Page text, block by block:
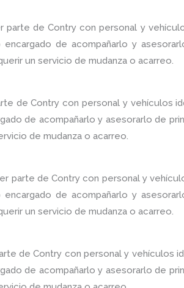
de Contry con personal y
de acompañarlo y
un servicio de mudanza o acarreo.
de Contry con personal y vehículos
de acompañarlo y asesorarlo de
de mudanza o acarreo.
parte de Contry con personal y
de acompañarlo y
un servicio de mudanza o acarreo.
de Contry con personal y vehículos
de acompañarlo y asesorarlo de